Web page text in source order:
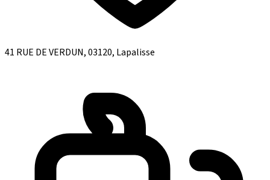
41 RUE DE VERDUN, 03120, Lapalisse